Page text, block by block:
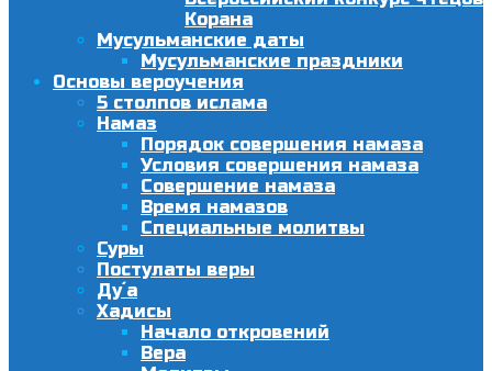
Корана
Мусульманские даты
Мусульманские праздники
Основы вероучения
5 столпов ислама
Намаз
Порядок совершения намаза
Условия совершения намаза
Совершение намаза
Время намазов
Специальные молитвы
Суры
Постулаты веры
Ду´а
Хадисы
Начало откровений
Вера